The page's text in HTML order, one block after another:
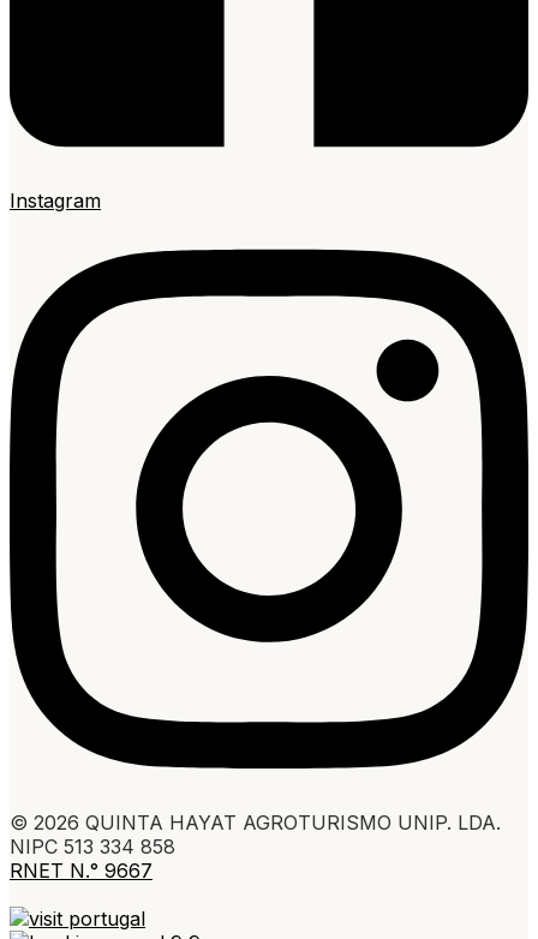
Instagram
© 2026 QUINTA HAYAT AGROTURISMO UNIP. LDA.
NIPC 513 334 858
RNET N.° 9667